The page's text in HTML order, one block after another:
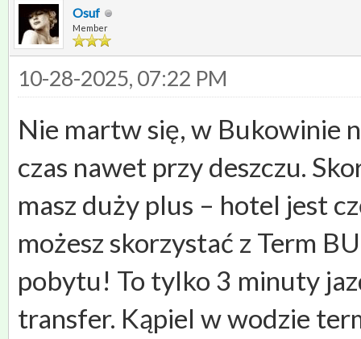
Osuf
Member
10-28-2025, 07:22 PM
Nie martw się, w Bukowinie
czas nawet przy deszczu.
masz duży plus – hotel jest
możesz skorzystać z Term
pobytu! To tylko 3 minuty
transfer. Kąpiel w wodzie